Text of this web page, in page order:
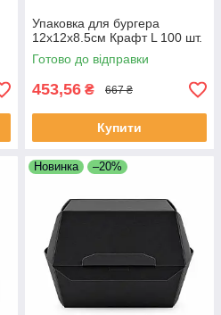
Упаковка для бургера
12х12х8.5см Крафт L 100 шт.
Готово до відправки
453,56 ₴ 667 ₴
Купити
Новинка –20%